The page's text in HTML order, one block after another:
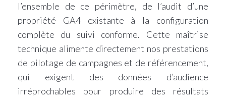
l’ensemble de ce périmètre, de l’audit d’une
propriété GA4 existante à la configuration
complète du suivi conforme. Cette maîtrise
technique alimente directement nos prestations
de pilotage de campagnes et de référencement,
qui exigent des données d’audience
irréprochables pour produire des résultats